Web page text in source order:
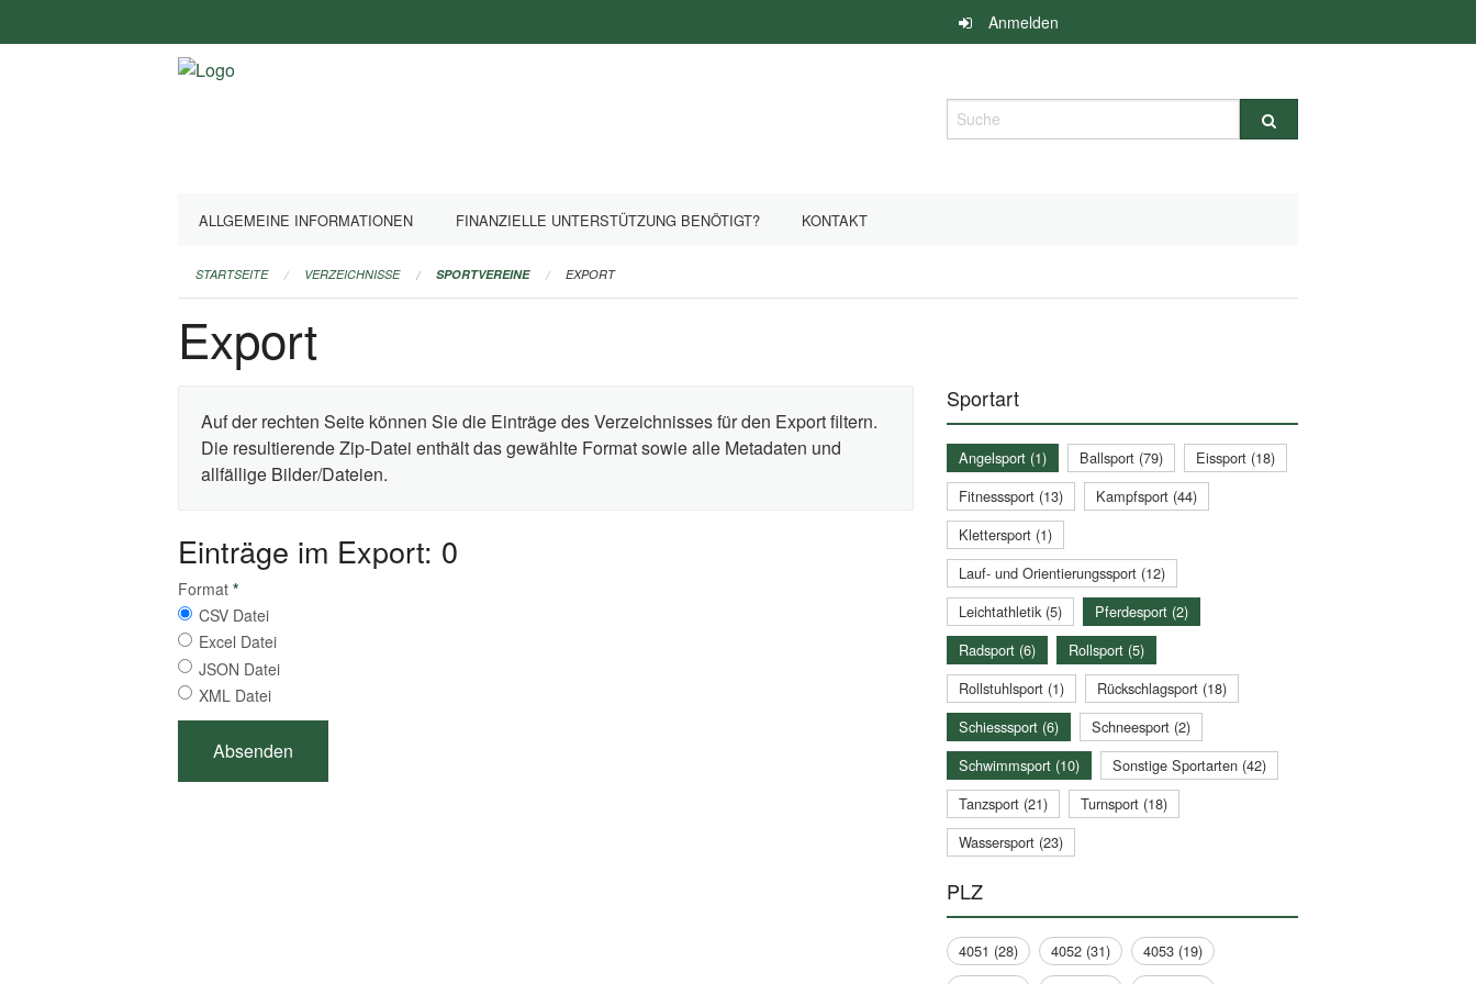
überspringen
Anmelden
Suche
ALLGEMEINE INFORMATIONEN FINANZIELLE UNTERSTÜTZUNG BENÖTIGT? KONTAKT
STARTSEITE VERZEICHNISSE SPORTVEREINE EXPORT
Export
Auf der rechten Seite können Sie die Einträge des Verzeichnisses für den Export filtern.
Die resultierende Zip-Datei enthält das gewählte Format sowie alle Metadaten und
allfällige Bilder/Dateien.
Einträge im Export: 0
Format *
CSV Datei
Excel Datei
JSON Datei
XML Datei
Sportart
Angelsport (1) Ballsport (79)
Eissport (18)
Fitnesssport (13)
Kampfsport (44)
Klettersport (1)
Lauf- und Orientierungssport (12)
Leichtathletik (5)
Pferdesport (2)
Radsport (6)
Rollsport (5)
Rollstuhlsport (1)
Rückschlagsport (18)
Schiesssport (6)
Schneesport (2)
Schwimmsport (10)
Sonstige Sportarten (42)
Tanzsport (21)
Turnsport (18)
Wassersport (23)
PLZ
4051 (28) 4052 (31)
4053 (19)